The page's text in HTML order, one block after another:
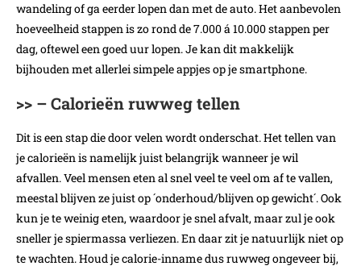
wandeling of ga eerder lopen dan met de auto. Het aanbevolen
hoeveelheid stappen is zo rond de 7.000 á 10.000 stappen per
dag, oftewel een goed uur lopen. Je kan dit makkelijk
bijhouden met allerlei simpele appjes op je smartphone.
>> – Calorieën ruwweg tellen
Dit is een stap die door velen wordt onderschat. Het tellen van
je calorieën is namelijk juist belangrijk wanneer je wil
afvallen. Veel mensen eten al snel veel te veel om af te vallen,
meestal blijven ze juist op ´onderhoud/blijven op gewicht´. Ook
kun je te weinig eten, waardoor je snel afvalt, maar zul je ook
sneller je spiermassa verliezen. En daar zit je natuurlijk niet op
te wachten. Houd je calorie-inname dus ruwweg ongeveer bij,